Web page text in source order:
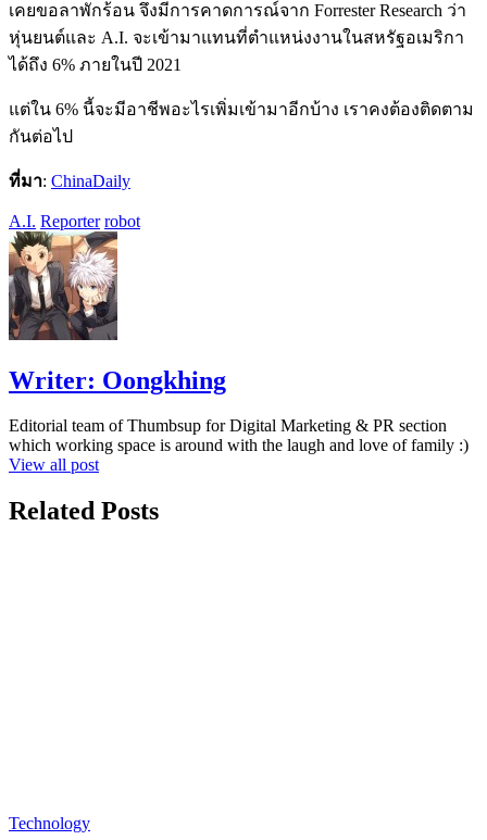
เคยขอลาพักร้อน จึงมีการคาดการณ์จาก Forrester Research ว่า
หุ่นยนต์และ A.I. จะเข้ามาแทนที่ตำแหน่งงานในสหรัฐอเมริกา
ได้ถึง 6% ภายในปี 2021
แต่ใน 6% นี้จะมีอาชีพอะไรเพิ่มเข้ามาอีกบ้าง เราคงต้องติดตาม
กันต่อไป
ที่มา: ChinaDaily
A.I. Reporter robot
Writer: Oongkhing
Editorial team of Thumbsup for Digital Marketing & PR section
which working space is around with the laugh and love of family :)
View all post
Related Posts
Technology